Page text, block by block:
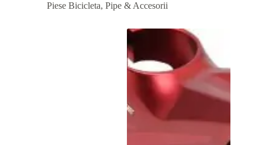
Piese Bicicleta, Pipe & Accesorii